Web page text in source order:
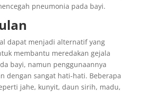
pneumonia pada bayi.
dapat menjadi alternatif yang
membantu meredakan gejala
bayi, namun penggunaannya
dengan sangat hati-hati. Beberapa
jahe, kunyit, daun sirih, madu,